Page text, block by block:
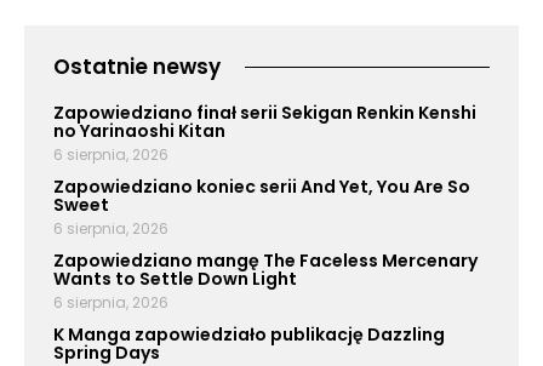
Ostatnie newsy
Zapowiedziano finał serii Sekigan Renkin Kenshi
no Yarinaoshi Kitan
6 sierpnia, 2026
Zapowiedziano koniec serii And Yet, You Are So
Sweet
6 sierpnia, 2026
Zapowiedziano mangę The Faceless Mercenary
Wants to Settle Down Light
6 sierpnia, 2026
K Manga zapowiedziało publikację Dazzling
Spring Days